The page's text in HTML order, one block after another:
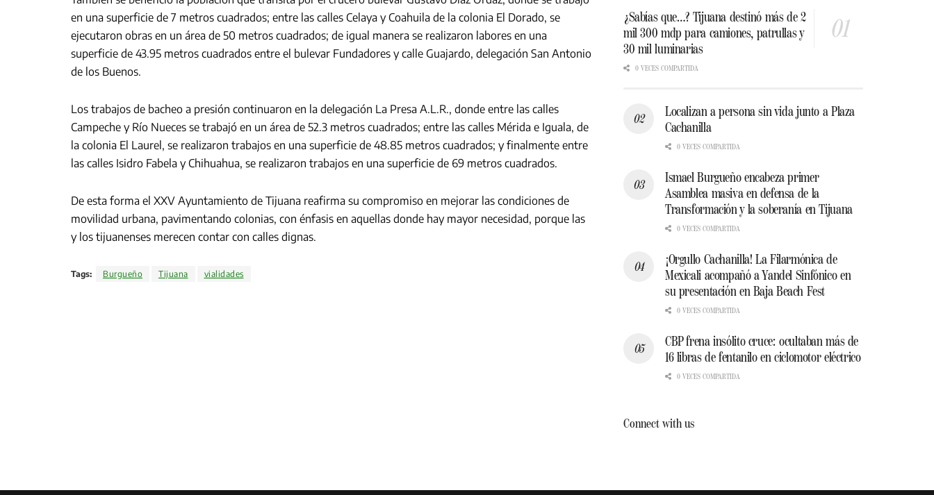
en una superficie de 7 metros cuadrados; entre las calles Celaya y Coahuila de la colonia El Dorado, se
ejecutaron obras en un área de 50 metros cuadrados; de igual manera se realizaron labores en una
superficie de 43.95 metros cuadrados entre el bulevar Fundadores y calle Guajardo, delegación San Antonio
de los Buenos.
Los trabajos de bacheo a presión continuaron en la delegación La Presa A.L.R., donde entre las calles
Campeche y Río Nueces se trabajó en un área de 52.3 metros cuadrados; entre las calles Mérida e Iguala, de
la colonia El Laurel, se realizaron trabajos en una superficie de 48.85 metros cuadrados; y finalmente entre
las calles Isidro Fabela y Chihuahua, se realizaron trabajos en una superficie de 69 metros cuadrados.
De esta forma el XXV Ayuntamiento de Tijuana reafirma su compromiso en mejorar las condiciones de
movilidad urbana, pavimentando colonias, con énfasis en aquellas donde hay mayor necesidad, porque las
y los tijuanenses merecen contar con calles dignas.
Tags: Burgueño Tijuana vialidades
¿Sabías que…? Tijuana destinó más de 2
mil 300 mdp para camiones, patrullas y
30 mil luminarias
0 VECES COMPARTIDA
Localizan a persona sin vida junto a Plaza
Cachanilla
0 VECES COMPARTIDA
Ismael Burgueño encabeza primer
Asamblea masiva en defensa de la
Transformación y la soberanía en Tijuana
0 VECES COMPARTIDA
¡Orgullo Cachanilla! La Filarmónica de
Mexicali acompañó a Yandel Sinfónico en
su presentación en Baja Beach Fest
0 VECES COMPARTIDA
CBP frena insólito cruce: ocultaban más de
16 libras de fentanilo en ciclomotor eléctrico
0 VECES COMPARTIDA
Connect with us